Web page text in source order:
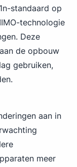
standaard op
technologie
Deze
de opbouw
gebruiken,
aan in
meer